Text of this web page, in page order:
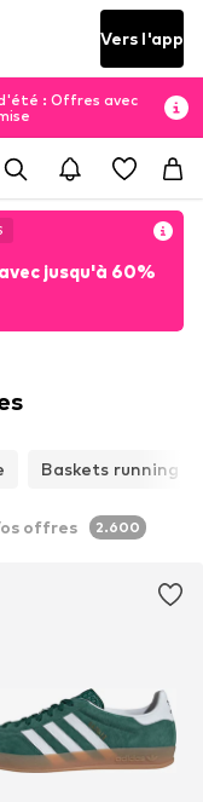
Vers l'app
: Offres avec
jusqu'à 60%
Baskets running
offres 2.600